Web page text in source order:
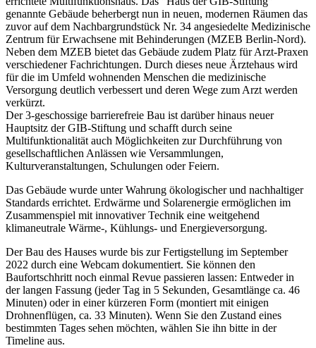
genannte Gebäude beherbergt nun in neuen, modernen Räumen das
zuvor auf dem Nachbargrundstück Nr. 34 angesiedelte Medizinische
Zentrum für Erwachsene mit Behinderungen (MZEB Berlin-Nord).
Neben dem MZEB bietet das Gebäude zudem Platz für Arzt-Praxen
verschiedener Fachrichtungen. Durch dieses neue Ärztehaus wird
für die im Umfeld wohnenden Menschen die medizinische
Versorgung deutlich verbessert und deren Wege zum Arzt werden
verkürzt.
Der 3-geschossige barrierefreie Bau ist darüber hinaus neuer
Hauptsitz der GIB-Stiftung und schafft durch seine
Multifunktionalität auch Möglichkeiten zur Durchführung von
gesellschaftlichen Anlässen wie Versammlungen,
Kulturveranstaltungen, Schulungen oder Feiern.
Das Gebäude wurde unter Wahrung ökologischer und nachhaltiger
Standards errichtet. Erdwärme und Solarenergie ermöglichen im
Zusammenspiel mit innovativer Technik eine weitgehend
klimaneutrale Wärme-, Kühlungs- und Energieversorgung.
Der Bau des Hauses wurde bis zur Fertigstellung im September
2022 durch eine Webcam dokumentiert. Sie können den
Baufortschhritt noch einmal Revue passieren lassen: Entweder in
der langen Fassung (jeder Tag in 5 Sekunden, Gesamtlänge ca. 46
Minuten) oder in einer kürzeren Form (montiert mit einigen
Drohnenflügen, ca. 33 Minuten). Wenn Sie den Zustand eines
bestimmten Tages sehen möchten, wählen Sie ihn bitte in der
Timeline aus.